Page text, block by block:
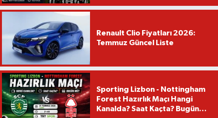
Renault Clio Fiyatları 2026:
Temmuz Güncel Liste
Sporting Lizbon - Nottingham
Forest Hazırlık Maçı Hangi
Kanalda? Saat Kaçta? Bugün